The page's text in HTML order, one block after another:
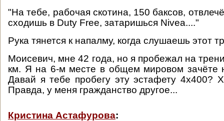
"На тебе, рабочая скотина, 150 баксов,
сходишь в Duty Free, затаришься Nivea...."
Рука тянется к напалму, когда слушаешь этот
Моисевич, мне 42 года, но я пробежал на
км. Я на 6-м месте в общем мировом зачёте
Давай я тебе пробегу эту эстафету 4х400?
Правда, у меня гражданство другое...
Кристина Астафурова: